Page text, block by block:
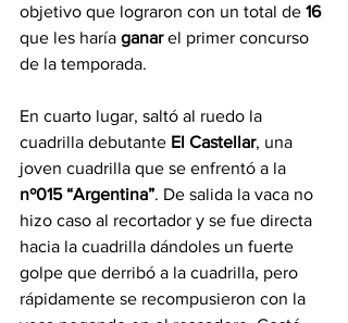
objetivo que lograron con un total de 16
que les haría ganar el primer concurso
de la temporada.
En cuarto lugar, saltó al ruedo la
cuadrilla debutante El Castellar, una
joven cuadrilla que se enfrentó a la
nº015 “Argentina”. De salida la vaca no
hizo caso al recortador y se fue directa
hacia la cuadrilla dándoles un fuerte
golpe que derribó a la cuadrilla, pero
rápidamente se recompusieron con la